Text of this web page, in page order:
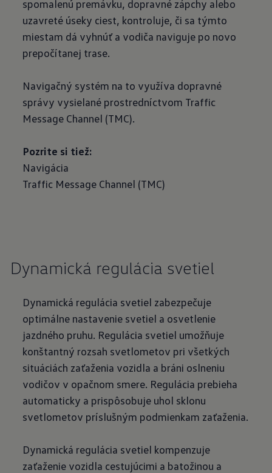
spomalenú premávku, dopravné zápchy alebo
uzavreté úseky ciest, kontroluje, či sa týmto
miestam dá vyhnúť a vodiča naviguje po novo
prepočítanej trase.
Navigačný systém na to využíva dopravné
správy vysielané prostredníctvom Traffic
Message Channel (TMC).
Pozrite si tiež:
Navigácia
Traffic Message Channel (TMC)
Dynamická regulácia svetiel
Dynamická regulácia svetiel zabezpečuje
optimálne nastavenie svetiel a osvetlenie
jazdného pruhu. Regulácia svetiel umožňuje
konštantný rozsah svetlometov pri všetkých
situáciách zaťaženia vozidla a bráni oslneniu
vodičov v opačnom smere. Regulácia prebieha
automaticky a prispôsobuje uhol sklonu
svetlometov príslušným podmienkam zaťaženia.
Dynamická regulácia svetiel kompenzuje
zaťaženie vozidla cestujúcimi a batožinou a